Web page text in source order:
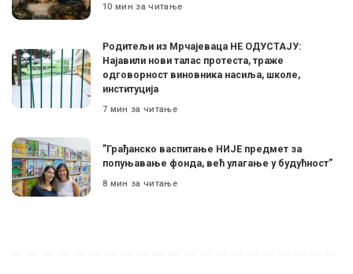
10 мин за читање
Родитељи из Мрчајеваца НЕ ОДУСТАЈУ:
Најавили нови талас протеста, траже
одговорност виновника насиља, школе,
институција
7 мин за читање
”Грађанско васпитање НИЈЕ предмет за
попуњавање фонда, већ улагање у будућност”
8 мин за читање